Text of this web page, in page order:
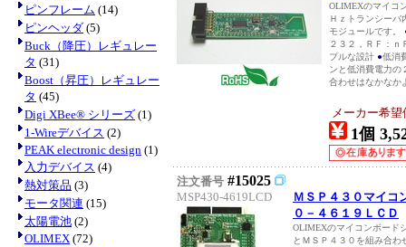
ピンフレーム (14)
ピンヘッダ (5)
Buck（降圧）レギュレー
タ (31)
Boost（昇圧）レギュレー
タ (45)
Digi XBee® シリーズ (1)
1-Wireデバイス (2)
PEAK electronic design (1)
入力デバイス (4)
熱対策品 (3)
モータ関連 (15)
太陽電池 (2)
OLIMEX (72)
OLIMEXのマイコ
Ｈｚトランシーバ
モジュールです。
２３２，ＲＦ：ｎ
プルな設計 ●低消
ンと低消費電力の
合わせはなかなか
メーカー希望
1個
注文番号 #15025
MSP430-4619LCD
ＭＳＰ４３０マイ
０－４６１９ＬＣＤ
OLIMEXのマイコンボード
とＭＳＰ４３０を組み合